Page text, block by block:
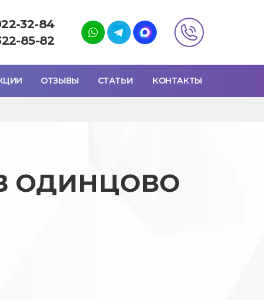
32-84
85-82
ОТЗЫВЫ СТАТЬИ КОНТАКТЫ
ОДИНЦОВО